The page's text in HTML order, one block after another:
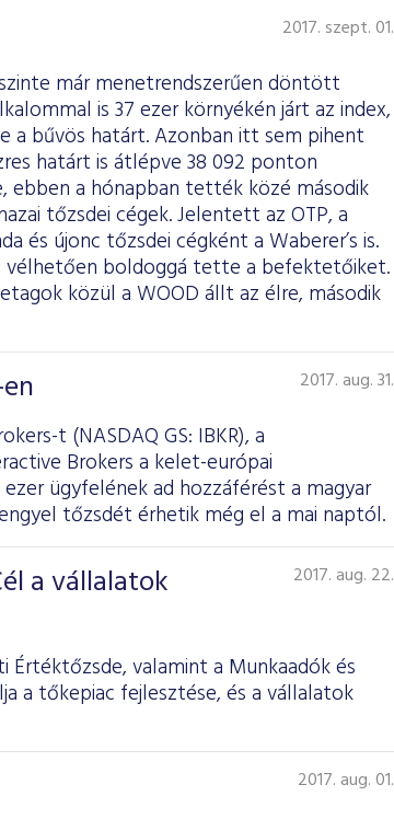
2017. szept. 01.
már menetrendszerűen döntött
is 37 ezer környékén járt az index,
a bűvös határt. Azonban itt sem pihent
határt is átlépve 38 092 ponton
ebben a hónapban tették közé második
tőzsdei cégek. Jelentett az OTP, a
és újonc tőzsdei cégként a Waberer’s is.
vélhetően boldoggá tette a befektetőiket.
közül a WOOD állt az élre, második
2017. aug. 31.
t (NASDAQ GS: IBKR), a
Brokers a kelet-európai
ügyfelének ad hozzáférést a magyar
tőzsdét érhetik még el a mai naptól.
a vállalatok
2017. aug. 22.
valamint a Munkaadók és
a tőkepiac fejlesztése, és a vállalatok
2017. aug. 01.